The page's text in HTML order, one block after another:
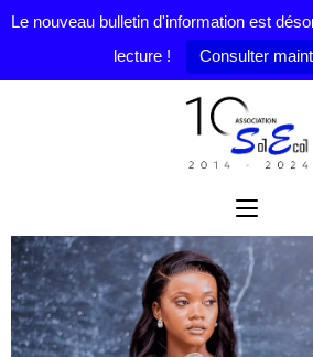
Le nouveau bulletin d'information est
lecture !
Consulter